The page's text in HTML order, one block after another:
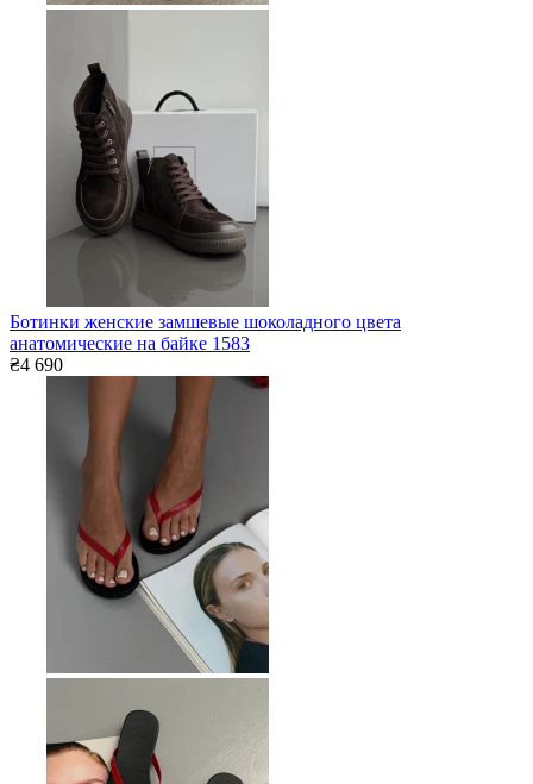
Ботинки женские замшевые шоколадного цвета
анатомические на байке 1583
₴4 690